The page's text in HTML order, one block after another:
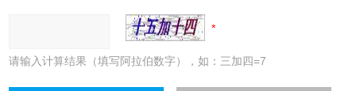
请输入计算结果（填写阿拉伯数字），如：三加四=7